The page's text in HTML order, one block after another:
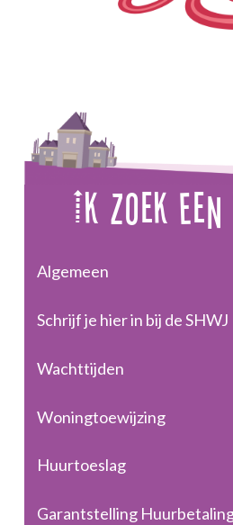
Ik Zoek
Algemeen
Schrijf je hier in bij de SHWJ
Wachttijden
Woningtoewijzing
Huurtoeslag
Garantstelling